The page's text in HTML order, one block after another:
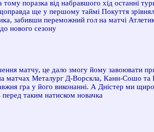
поразка від набравшого хід останні
ще у першому таймі Покуття
забивши переможний гол на матчі
нового сезону
матчу, це дало змогу йому завоювати
на матчах Металург Д-Ворскла, Канн-Сошо
гра у його виконанні. А Дністер ми щиро
таким натиском новачка